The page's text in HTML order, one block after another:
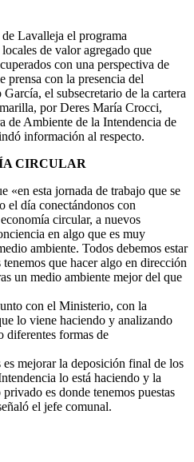
Lavalleja el programa
de valor agregado que
con una perspectiva de
prensa con la presencia del
el subsecretario de la cartera
por Deres María Crocci,
de Ambiente de la Intendencia de
información al respecto.
CIRCULAR
«en esta jornada de trabajo que se
el día conectándonos con
circular, a nuevos
en algo que es muy
ambiente. Todos debemos estar
que hacer algo en dirección
un medio ambiente mejor del que
con el Ministerio, con la
lo viene haciendo y analizando
diferentes formas de
mejorar la deposición final de los
lo está haciendo y la
es donde tenemos puestas
el jefe comunal.